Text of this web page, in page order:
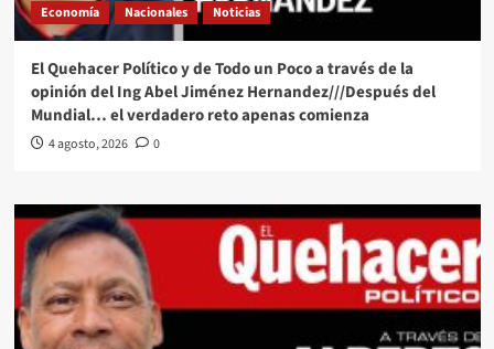
Economía Nacionales Noticias
El Quehacer Político y de Todo un Poco a través de la
opinión del Ing Abel Jiménez Hernandez///Después del
Mundial… el verdadero reto apenas comienza
4 agosto, 2026 0